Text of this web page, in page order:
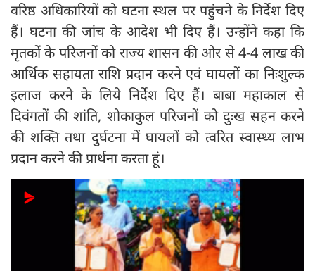
वरिष्ठ अधिकारियों को घटना स्थल पर पहुंचने के निर्देश दिए
हैं। घटना की जांच के आदेश भी दिए हैं। उन्होंने कहा कि
मृतकों के परिजनों को राज्य शासन की ओर से 4-4 लाख की
आर्थिक सहायता राशि प्रदान करने एवं घायलों का निःशुल्क
इलाज करने के लिये निर्देश दिए हैं। बाबा महाकाल से
दिवंगतों की शांति, शोकाकुल परिजनों को दुःख सहन करने
की शक्ति तथा दुर्घटना में घायलों को त्वरित स्वास्थ्य लाभ
प्रदान करने की प्रार्थना करता हूं।